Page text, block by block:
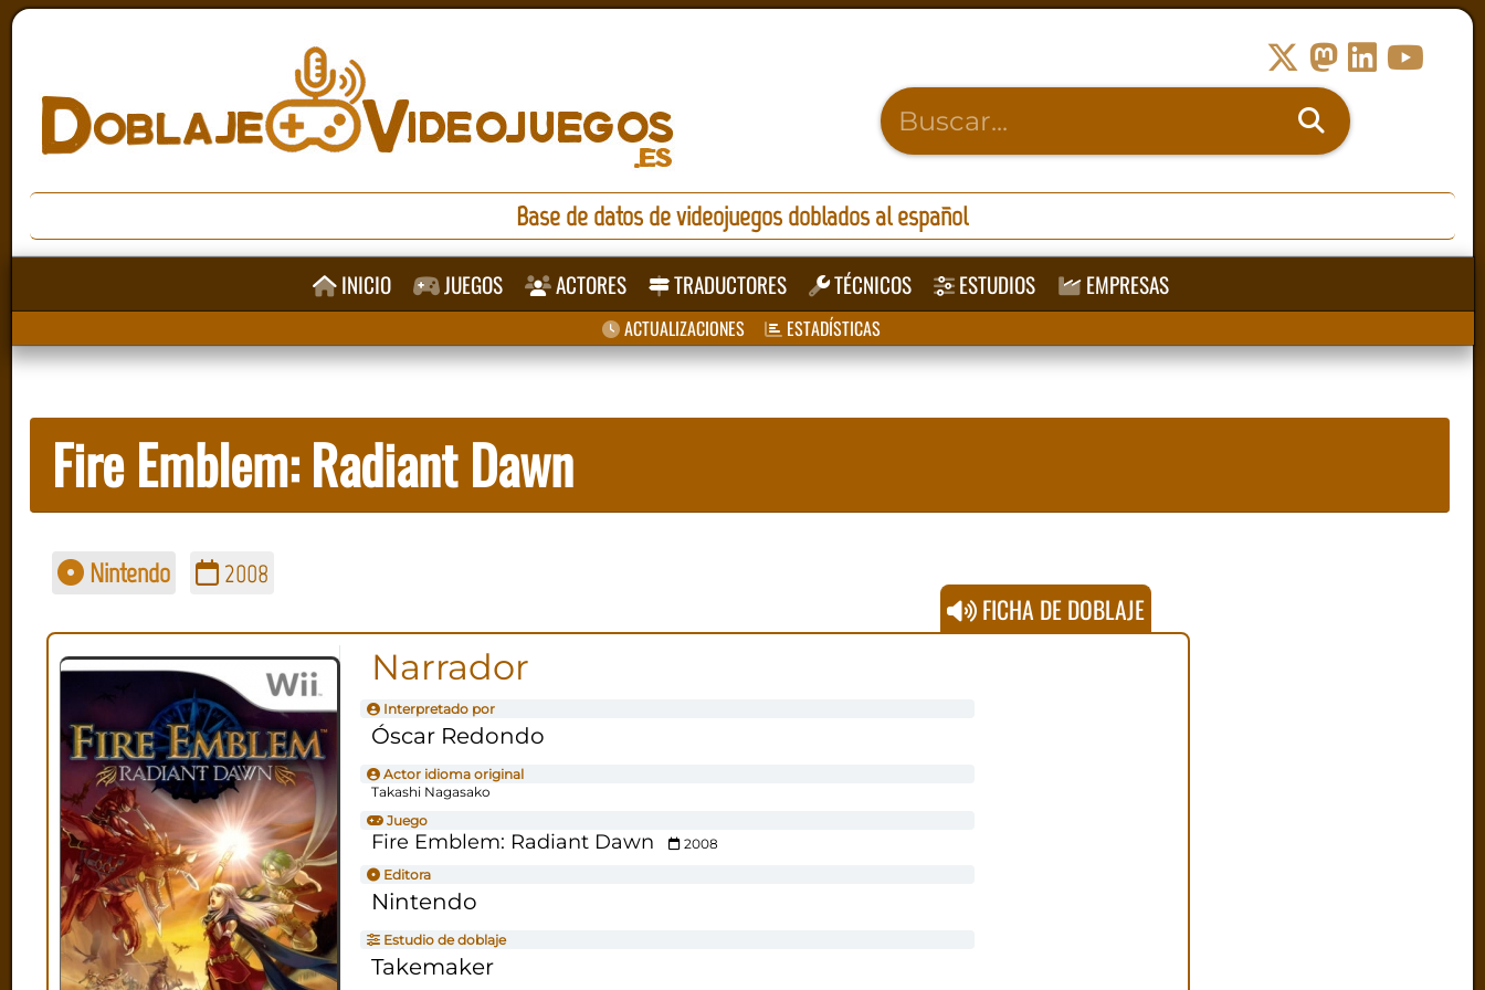
Base de datos de videojuegos doblados al español
INICIO JUEGOS ACTORES TRADUCTORES TÉCNICOS ESTUDIOS EMPRESAS
ACTUALIZACIONES ESTADÍSTICAS
Fire Emblem: Radiant Dawn
Nintendo 2008
FICHA DE DOBLAJE
Narrador
Interpretado por
Óscar Redondo
Actor idioma original
Takashi Nagasako
Juego
Fire Emblem: Radiant Dawn
2008
Editora
Nintendo
Estudio de doblaje
Takemaker